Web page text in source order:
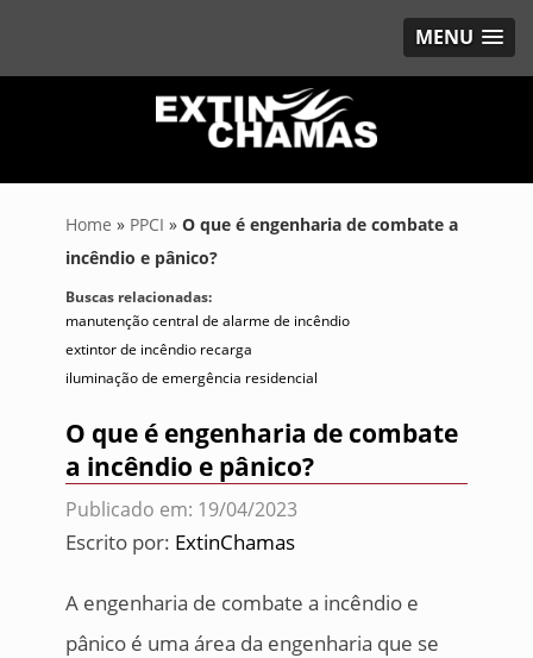
MENU
Home » PPCI » O que é engenharia de combate a
incêndio e pânico?
Buscas relacionadas:
manutenção central de alarme de incêndio
extintor de incêndio recarga
iluminação de emergência residencial
O que é engenharia de combate
a incêndio e pânico?
Publicado em: 19/04/2023
Escrito por: ExtinChamas
A engenharia de combate a incêndio e
pânico é uma área da engenharia que se